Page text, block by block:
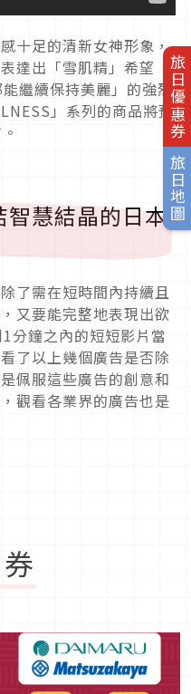
旅日優惠券
旅日地圖
十足的清新女神形象，
達出「雪肌精」希望
繼續保持美麗」的強烈
」系列的商品將預
慧結晶的日本
了需在短時間內持續且
又要能完整地表現出欲
分鐘之內的短短影片當
了以上幾個廣告是否除
佩服這些廣告的創意和
觀看各業界的廣告也是